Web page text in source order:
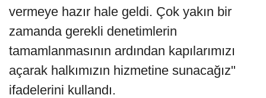
vermeye hazır hale geldi. Çok yakın bir
zamanda gerekli denetimlerin
tamamlanmasının ardından kapılarımızı
açarak halkımızın hizmetine sunacağız"
ifadelerini kullandı.